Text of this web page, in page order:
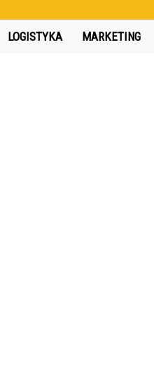
LOGISTYKA MARKETING